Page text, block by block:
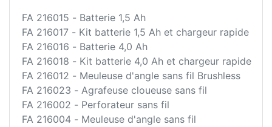
FA 216015 - Batterie 1,5 Ah
FA 216017 - Kit batterie 1,5 Ah et chargeur rapide
FA 216016 - Batterie 4,0 Ah
FA 216018 - Kit batterie 4,0 Ah et chargeur rapide
FA 216012 - Meuleuse d'angle sans fil Brushless
FA 216023 - Agrafeuse cloueuse sans fil
FA 216002 - Perforateur sans fil
FA 216004 - Meuleuse d'angle sans fil